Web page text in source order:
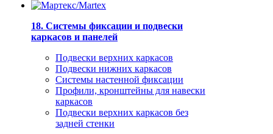
18. Системы фиксации и подвески
каркасов и панелей
Подвески верхних каркасов
Подвески нижних каркасов
Системы настенной фиксации
Профили, кронштейны для навески
каркасов
Подвески верхних каркасов без
задней стенки